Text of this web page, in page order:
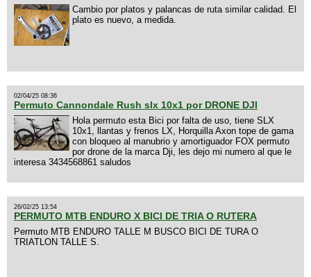
Cambio por platos y palancas de ruta similar calidad. El
plato es nuevo, a medida.
02/04/25 08:36
Permuto Cannondale Rush slx 10x1 por DRONE DJI
Hola permuto esta Bici por falta de uso, tiene SLX
10x1, llantas y frenos LX, Horquilla Axon tope de gama
con bloqueo al manubrio y amortiguador FOX permuto
por drone de la marca Dji, les dejo mi numero al que le
interesa 3434568861 saludos
26/02/25 13:54
PERMUTO MTB ENDURO X BICI DE TRIA O RUTERA
Permuto MTB ENDURO TALLE M BUSCO BICI DE TURA O
TRIATLON TALLE S.